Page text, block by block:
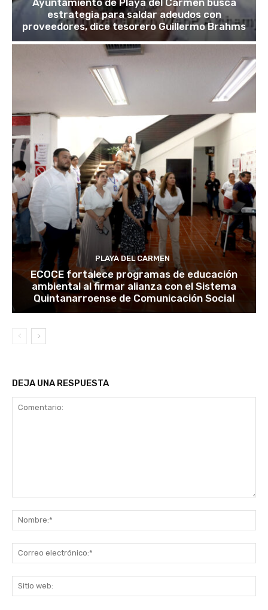
estrategia para saldar adeudos con
proveedores, dice tesorero Guillermo Brahms
PLAYA DEL CARMEN
ECOCE fortalece programas de educación
ambiental al firmar alianza con el Sistema
Quintanarroense de Comunicación Social
DEJA UNA RESPUESTA